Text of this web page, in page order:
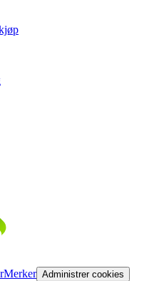
Merker Administrer cookies